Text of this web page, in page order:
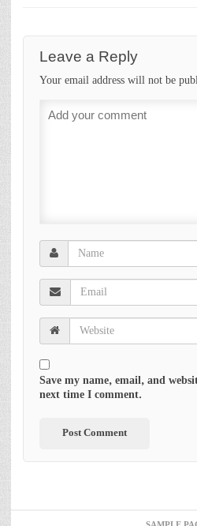
Leave a Reply
Your email address will not be
Save my name, email, and
next time I comment.